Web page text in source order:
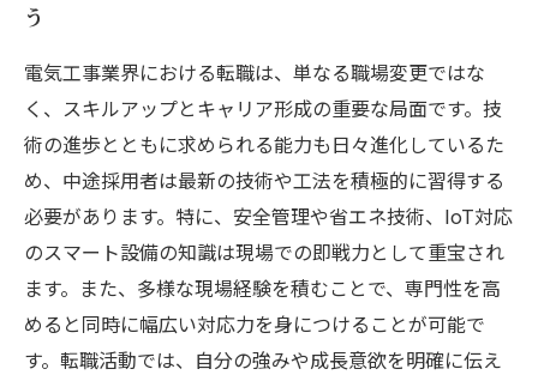
電気工事の中途採用市場動向と成功のポイント
転職でスキルアップ！電気工事業界で輝くため
に必要なこと
う
電気工事業界における転職は、単なる職場変更ではな
く、スキルアップとキャリア形成の重要な局面です。技
術の進歩とともに求められる能力も日々進化しているた
め、中途採用者は最新の技術や工法を積極的に習得する
必要があります。特に、安全管理や省エネ技術、IoT対応
のスマート設備の知識は現場での即戦力として重宝され
ます。また、多様な現場経験を積むことで、専門性を高
めると同時に幅広い対応力を身につけることが可能で
す。転職活動では、自分の強みや成長意欲を明確に伝え